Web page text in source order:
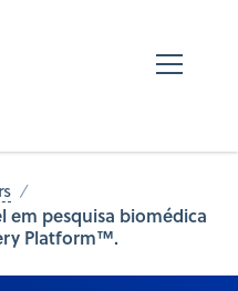
em pesquisa biomédica
Platform™.